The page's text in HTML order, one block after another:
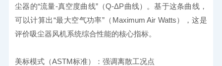
尘器的“流量-真空度曲线”（Q-ΔP曲线）。基于这条曲线，
可以计算出“最大空气功率”（Maximum Air Watts），这是
评价吸尘器风机系统综合性能的核心指标。
美标模式（ASTM标准）：强调离散工况点